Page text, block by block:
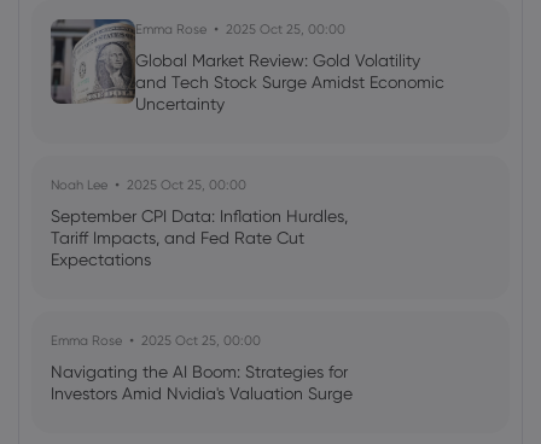
Emma Rose 2025 Oct 25, 00:00
Global Market Review: Gold Volatility
and Tech Stock Surge Amidst Economic
Uncertainty
Noah Lee 2025 Oct 25, 00:00
September CPI Data: Inflation Hurdles,
Tariff Impacts, and Fed Rate Cut
Expectations
Emma Rose 2025 Oct 25, 00:00
Navigating the AI Boom: Strategies for
Investors Amid Nvidia's Valuation Surge